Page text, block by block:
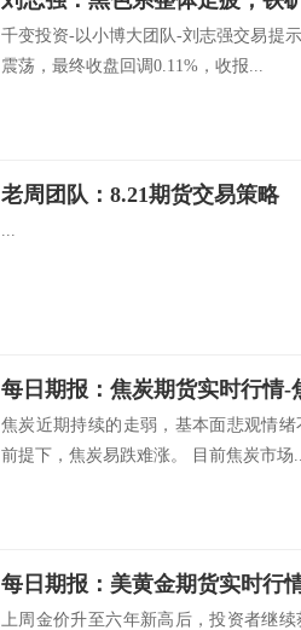
千变投资-以小博大团队-刘志强交易提
震荡，最终收盘回调0.11%，收报...
老周团队：8.21期货交易策略
...
焦炭近期持续的走弱，基本面悲观情
前提下，焦炭易跌难涨。 目前焦炭市场
上周金价升至六年新高后，投资者继